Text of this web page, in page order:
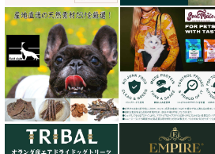
サンユー研究所
シェフ SHEF
シグネチャー７（Signature7）正規輸入
シシア Schesir